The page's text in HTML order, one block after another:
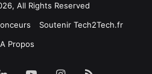
All Rights Reserved
Soutenir Tech2Tech.fr
A Propos